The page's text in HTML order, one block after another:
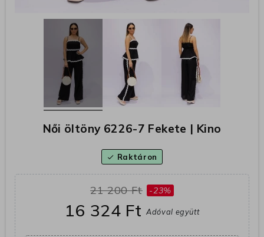
Női öltöny 6226-7 Fekete | Kino
check Raktáron
21 200 Ft -23%
16 324 FtAdóval együtt